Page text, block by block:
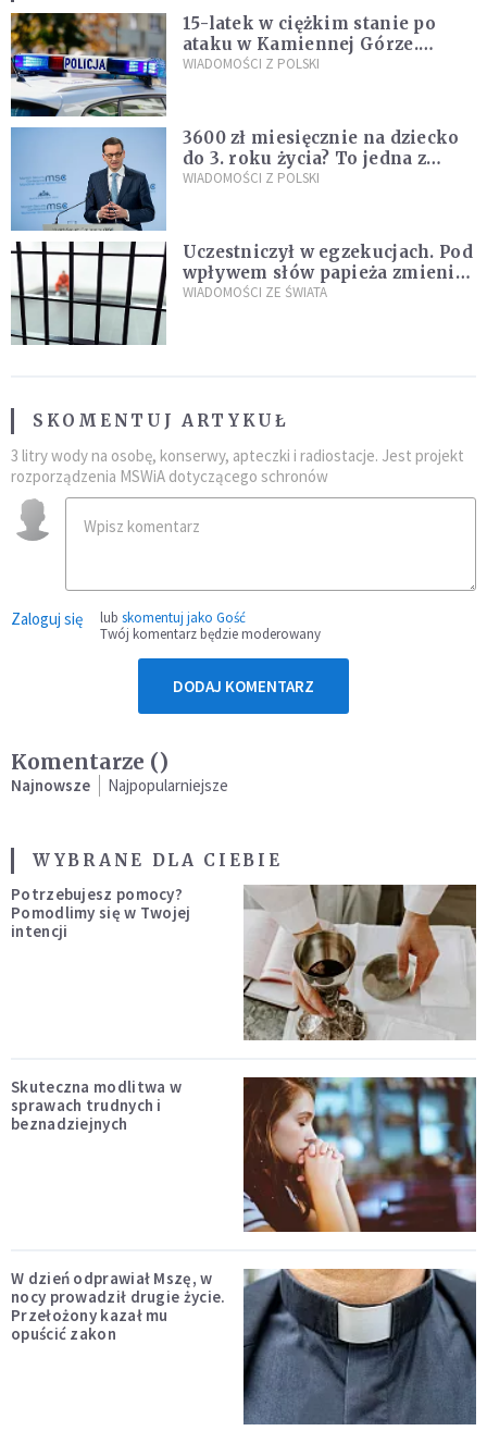
15-latek w ciężkim stanie po
ataku w Kamiennej Górze.
Policja zatrzymała dwóch
WIADOMOŚCI Z POLSKI
3600 zł miesięcznie na dziecko
do 3. roku życia? To jedna z
propozycji programu "Rozwój
WIADOMOŚCI Z POLSKI
Uczestniczył w egzekucjach. Pod
wpływem słów papieża zmienił
zdanie
WIADOMOŚCI ZE ŚWIATA
SKOMENTUJ ARTYKUŁ
3 litry wody na osobę, konserwy, apteczki i radiostacje. Jest projekt
rozporządzenia MSWiA dotyczącego schronów
Zaloguj się lub skomentuj jako Gość
Twój komentarz będzie moderowany
DODAJ KOMENTARZ
Komentarze ()
Najnowsze Najpopularniejsze
WYBRANE DLA CIEBIE
Potrzebujesz pomocy?
Pomodlimy się w Twojej
intencji
Skuteczna modlitwa w
sprawach trudnych i
beznadziejnych
W dzień odprawiał Mszę, w
nocy prowadził drugie życie.
Przełożony kazał mu
opuścić zakon